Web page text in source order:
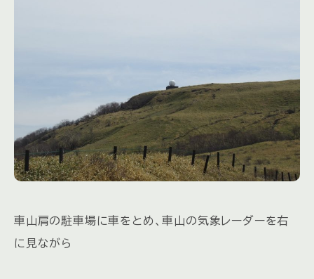
車山肩の駐車場に車をとめ、車山の気象レーダーを右
に見ながら